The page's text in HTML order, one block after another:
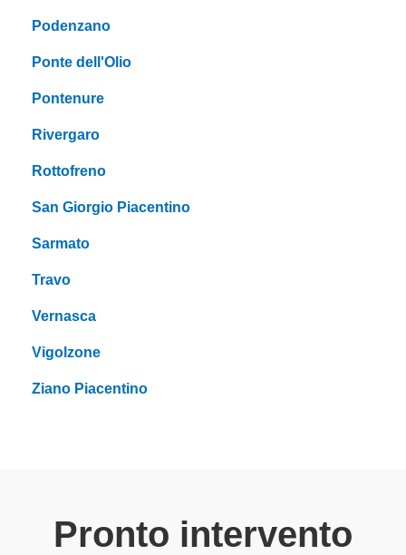
Podenzano
Ponte dell'Olio
Pontenure
Rivergaro
Rottofreno
San Giorgio Piacentino
Sarmato
Travo
Vernasca
Vigolzone
Ziano Piacentino
Pronto intervento